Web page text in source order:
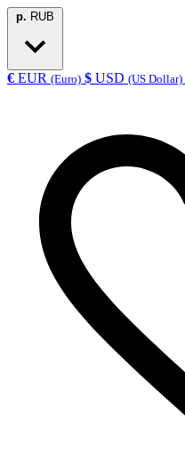
р. RUB
€ EUR (Euro) $ USD (US Dollar)